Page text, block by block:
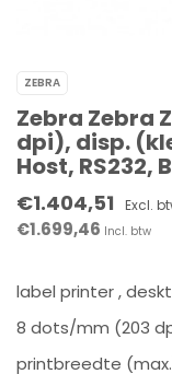
ZEBRA
Zebra Zebra
dpi), disp.
Host, RS232,
€1.404,51 Excl.
€1.699,46 Incl. btw
label printer ,
8 dots/mm (203
printbreedte